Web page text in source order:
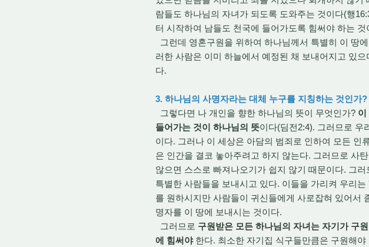
람들도 하나님의 자녀가 되도록 도와주는 것이다(행
터 시작하여 남들도 천국에 들어가도록 힘써야 하는 것
그런데 영혼구원을 위하여 하나님께서 특별히 이 땅
러한 사람은 이미 하늘에서 예정된 채 보내어지고 있
다.
3. 하나님의 사명자라는 대체 누구를 지칭하는 것인가?
그렇다면 나 개인을 향한 하나님의 뜻이 무엇인가? 이
들어가는 것이 하나님의 뜻이다(딤전2:4). 그러므로 우
이다. 그러나 이 세상은 아담의 범죄로 인하여 모든 인
은 인간을 결코 놓아주려고 하지 않는다. 그러므로 사
않으면 스스로 빠져나오기가 쉽지 않기 때문이다. 그
특별한 사람들을 보내시고 있다. 이들을 가리켜 우리
를 원하시지만 사람들이 귀신들에게 사로잡혀 있어서
명자를 이 땅에 보내시는 것이다.
그러므로 구원받은 모든 하나님의 자녀는 자기가 구
에 힘써야한다. 최소한 자기집 식구들만큼은 구원해